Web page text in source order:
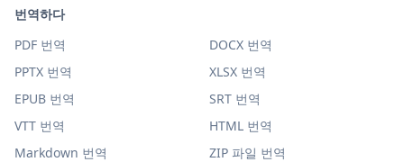
번역하다
PDF 번역
DOCX 번역
PPTX 번역
XLSX 번역
EPUB 번역
SRT 번역
VTT 번역
HTML 번역
Markdown 번역
ZIP 파일 번역